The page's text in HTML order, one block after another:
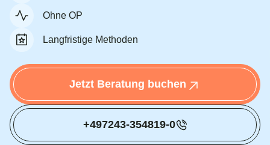
Ohne OP
Langfristige Methoden
Jetzt Beratung buchen
+497243-354819-0